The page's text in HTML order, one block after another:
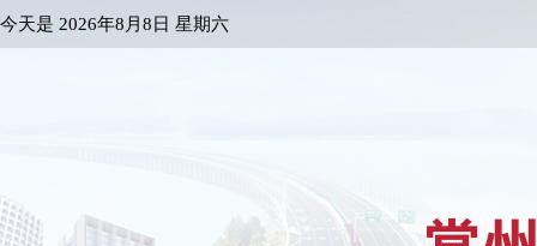
今天是 2026年8月8日 星期六